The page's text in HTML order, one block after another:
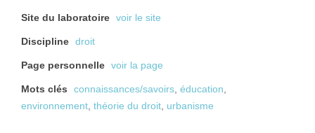
Site du laboratoire voir le site
Discipline droit
Page personnelle voir la page
Mots clés connaissances/savoirs, éducation,
environnement, théorie du droit, urbanisme